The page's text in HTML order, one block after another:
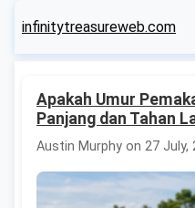
infinitytreasureweb.com
Apakah Umur
Panjang dan Tahan
Austin Murphy on 27